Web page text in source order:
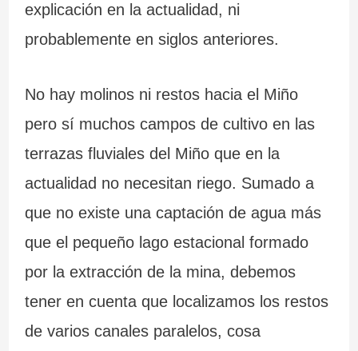
explicación en la actualidad, ni
probablemente en siglos anteriores.
No hay molinos ni restos hacia el Miño
pero sí muchos campos de cultivo en las
terrazas fluviales del Miño que en la
actualidad no necesitan riego. Sumado a
que no existe una captación de agua más
que el pequeño lago estacional formado
por la extracción de la mina, debemos
tener en cuenta que localizamos los restos
de varios canales paralelos, cosa